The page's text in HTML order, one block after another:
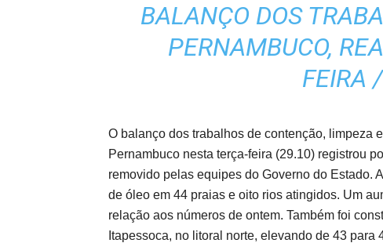
BALANÇO DOS
PERNAMBUCO,
FEIRA
O balanço dos trabalhos de contenção, limpeza
Pernambuco nesta terça-feira (29.10) registrou
removido pelas equipes do Governo do Estado.
de óleo em 44 praias e oito rios atingidos. Um
relação aos números de ontem. Também foi
Itapessoca, no litoral norte, elevando de 43